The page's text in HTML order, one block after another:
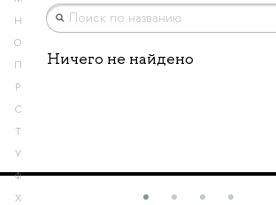
Н
О
П
Р
С
Т
У
Ф
Х
Ничего не найдено